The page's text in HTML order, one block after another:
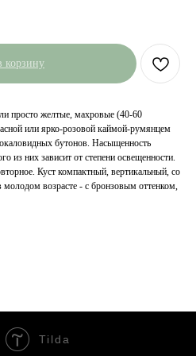
корзину
просто желтые, махровые (40-60
или ярко-розовой каймой-румянцем
бутонов. Насыщенность
из них зависит от степени освещенности.
Куст компактный, вертикальный, со
молодом возрасте - с бронзовым оттенком,
Tilda